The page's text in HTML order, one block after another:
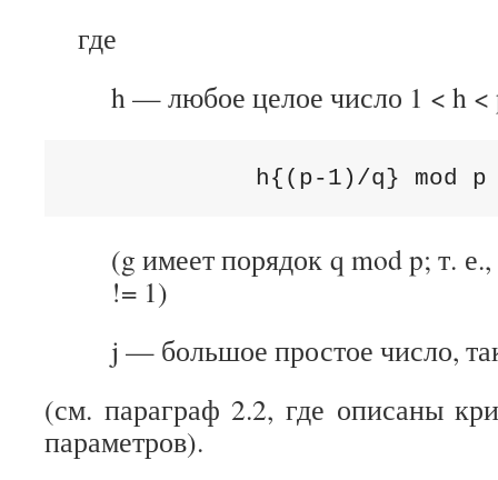
где
h — любое целое число 1 < h <
h{(p-1)/q} mod p
(g имеет порядок q mod p; т.
!= 1)
j — большое простое число,
(см. параграф 2.2, где описаны
параметров).